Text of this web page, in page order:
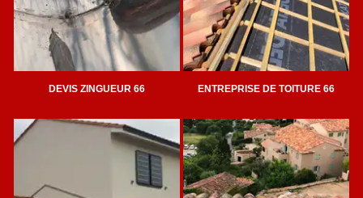
DEVIS ZINGUEUR 66 ENTREPRISE DE TOITURE 66